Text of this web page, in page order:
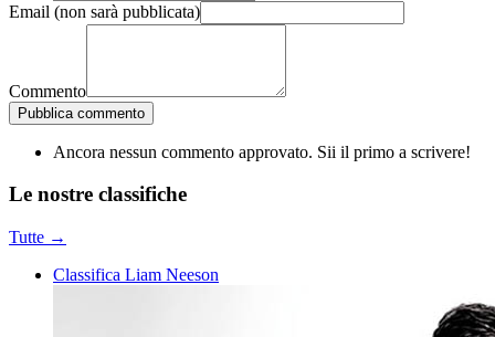
Email (non sarà pubblicata)
Commento
Pubblica commento
Ancora nessun commento approvato. Sii il primo a scrivere!
Le nostre classifiche
Tutte →
Classifica Liam Neeson